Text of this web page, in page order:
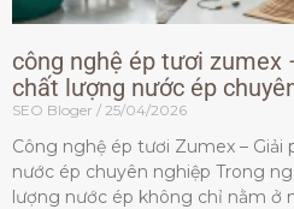
công nghệ ép tươi zumex
chất lượng nước ép
SEO Bloger 25/04/2026
Công nghệ ép tươi Zumex –
nước ép chuyên nghiệp Trong
lượng nước ép không chỉ nằm ở